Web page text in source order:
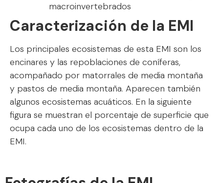
macroinvertebrados
Caracterización de la EMI
Los principales ecosistemas de esta EMI son los
encinares y las repoblaciones de coníferas,
acompañado por matorrales de media montaña
y pastos de media montaña. Aparecen también
algunos ecosistemas acuáticos. En la siguiente
figura se muestran el porcentaje de superficie que
ocupa cada uno de los ecosistemas dentro de la
EMI.